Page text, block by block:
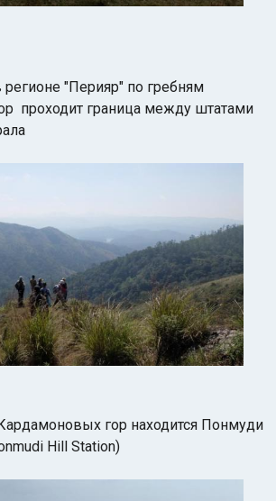
регионе "Перияр" по гребням
проходит граница между штатами
гор находится Понмуди
Hill Station)